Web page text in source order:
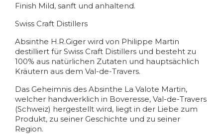
Finish Mild, sanft und anhaltend.
Swiss Craft Distillers
Absinthe H.R.Giger wird von Philippe Martin
destilliert für Swiss Craft Distillers und besteht zu
100% aus natürlichen Zutaten und hauptsächlich
Kräutern aus dem Val-de-Travers.
Das Geheimnis des Absinthe La Valote Martin,
welcher handwerklich in Boveresse, Val-de-Travers
(Schweiz) hergestellt wird, liegt in der Liebe zum
Produkt, zu seiner Geschichte und zu seiner
Region.